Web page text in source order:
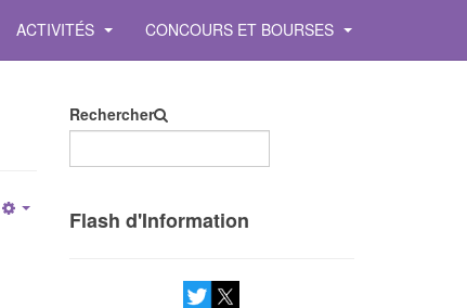
ACTIVITÉS CONCOURS ET BOURSES
Rechercher
Flash d'Information